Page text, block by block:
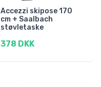
Accezzi skipose 170
cm + Saalbach
støvletaske
378 DKK